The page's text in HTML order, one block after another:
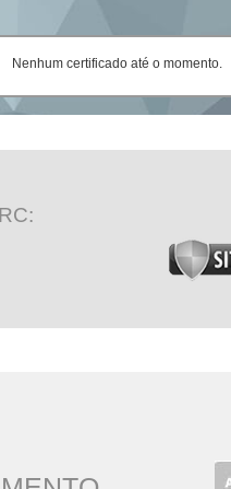
Nenhum certificado até o momento.